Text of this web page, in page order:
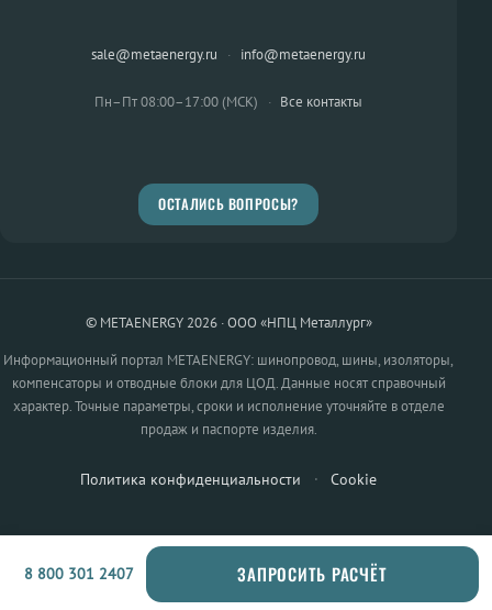
sale@metaenergy.ru · info@metaenergy.ru
Пн–Пт 08:00–17:00 (МСК) · Все контакты
ОСТАЛИСЬ ВОПРОСЫ?
© METAENERGY 2026 · ООО «НПЦ Металлург»
Информационный портал METAENERGY: шинопровод, шины, изоляторы,
компенсаторы и отводные блоки для ЦОД. Данные носят справочный
характер. Точные параметры, сроки и исполнение уточняйте в отделе
продаж и паспорте изделия.
Политика конфиденциальности · Cookie
8 800 301 2407 ЗАПРОСИТЬ РАСЧЁТ